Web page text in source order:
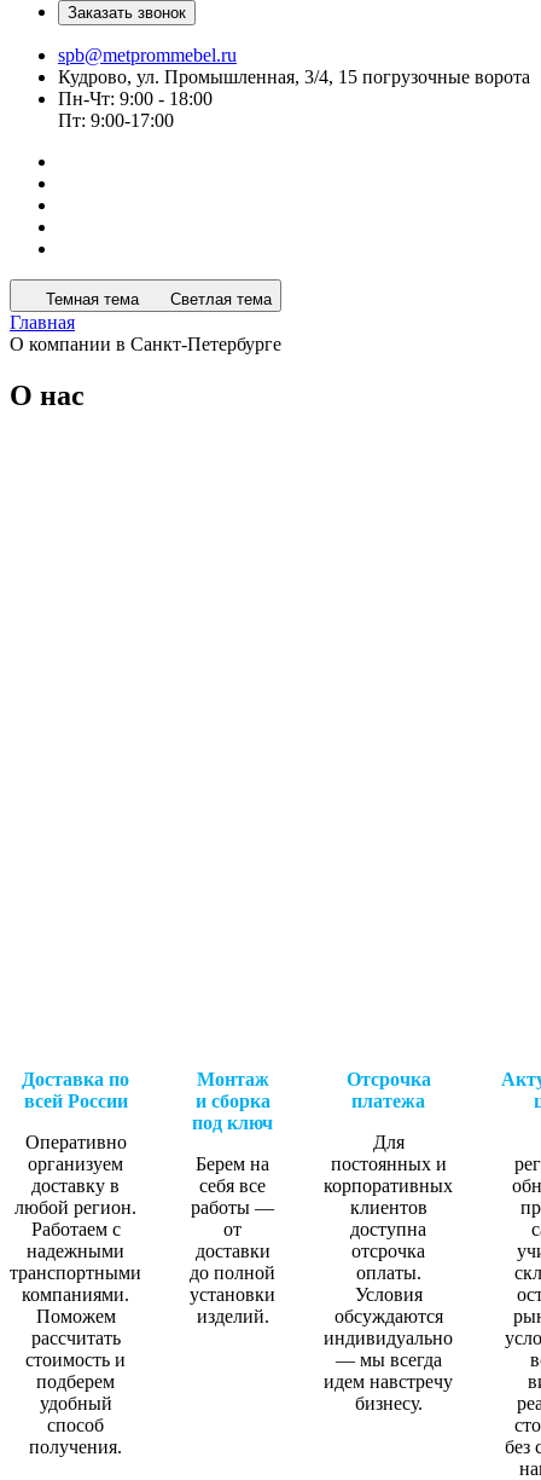
Заказать звонок
spb@metprommebel.ru
Кудрово, ул. Промышленная, 3/4, 15 погрузочные ворота
Пн-Чт: 9:00 - 18:00
Пт: 9:00-17:00
Темная тема Светлая тема
Главная
О компании в Санкт-Петербурге
О нас
Доставка по
всей России
Оперативно
организуем
доставку в
любой регион.
Работаем с
надежными
транспортными
компаниями.
Поможем
рассчитать
стоимость и
подберем
удобный
способ
получения.
Монтаж
и сборка
под ключ
Берем на
себя все
работы —
от
доставки
до полной
установки
изделий.
Отсрочка
платежа
Для
постоянных и
корпоративных
клиентов
доступна
отсрочка
оплаты.
Условия
обсуждаются
индивидуально
— мы всегда
идем навстречу
бизнесу.
без